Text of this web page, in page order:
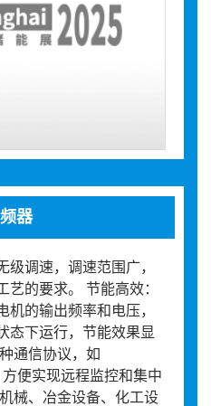
器
级调速，调速范围广，
的要求。 节能高效：
机的输出频率和电压，
态下运行，节能效果显
通信协议，如
便实现远程监控和集中
械、冶金设备、化工设